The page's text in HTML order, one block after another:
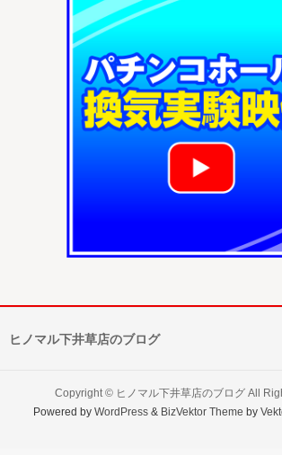
ヒノマル下井草店のブログ
Copyright © ヒノマル下井草店のブログAll
Powered byWordPress & BizVektor Theme by